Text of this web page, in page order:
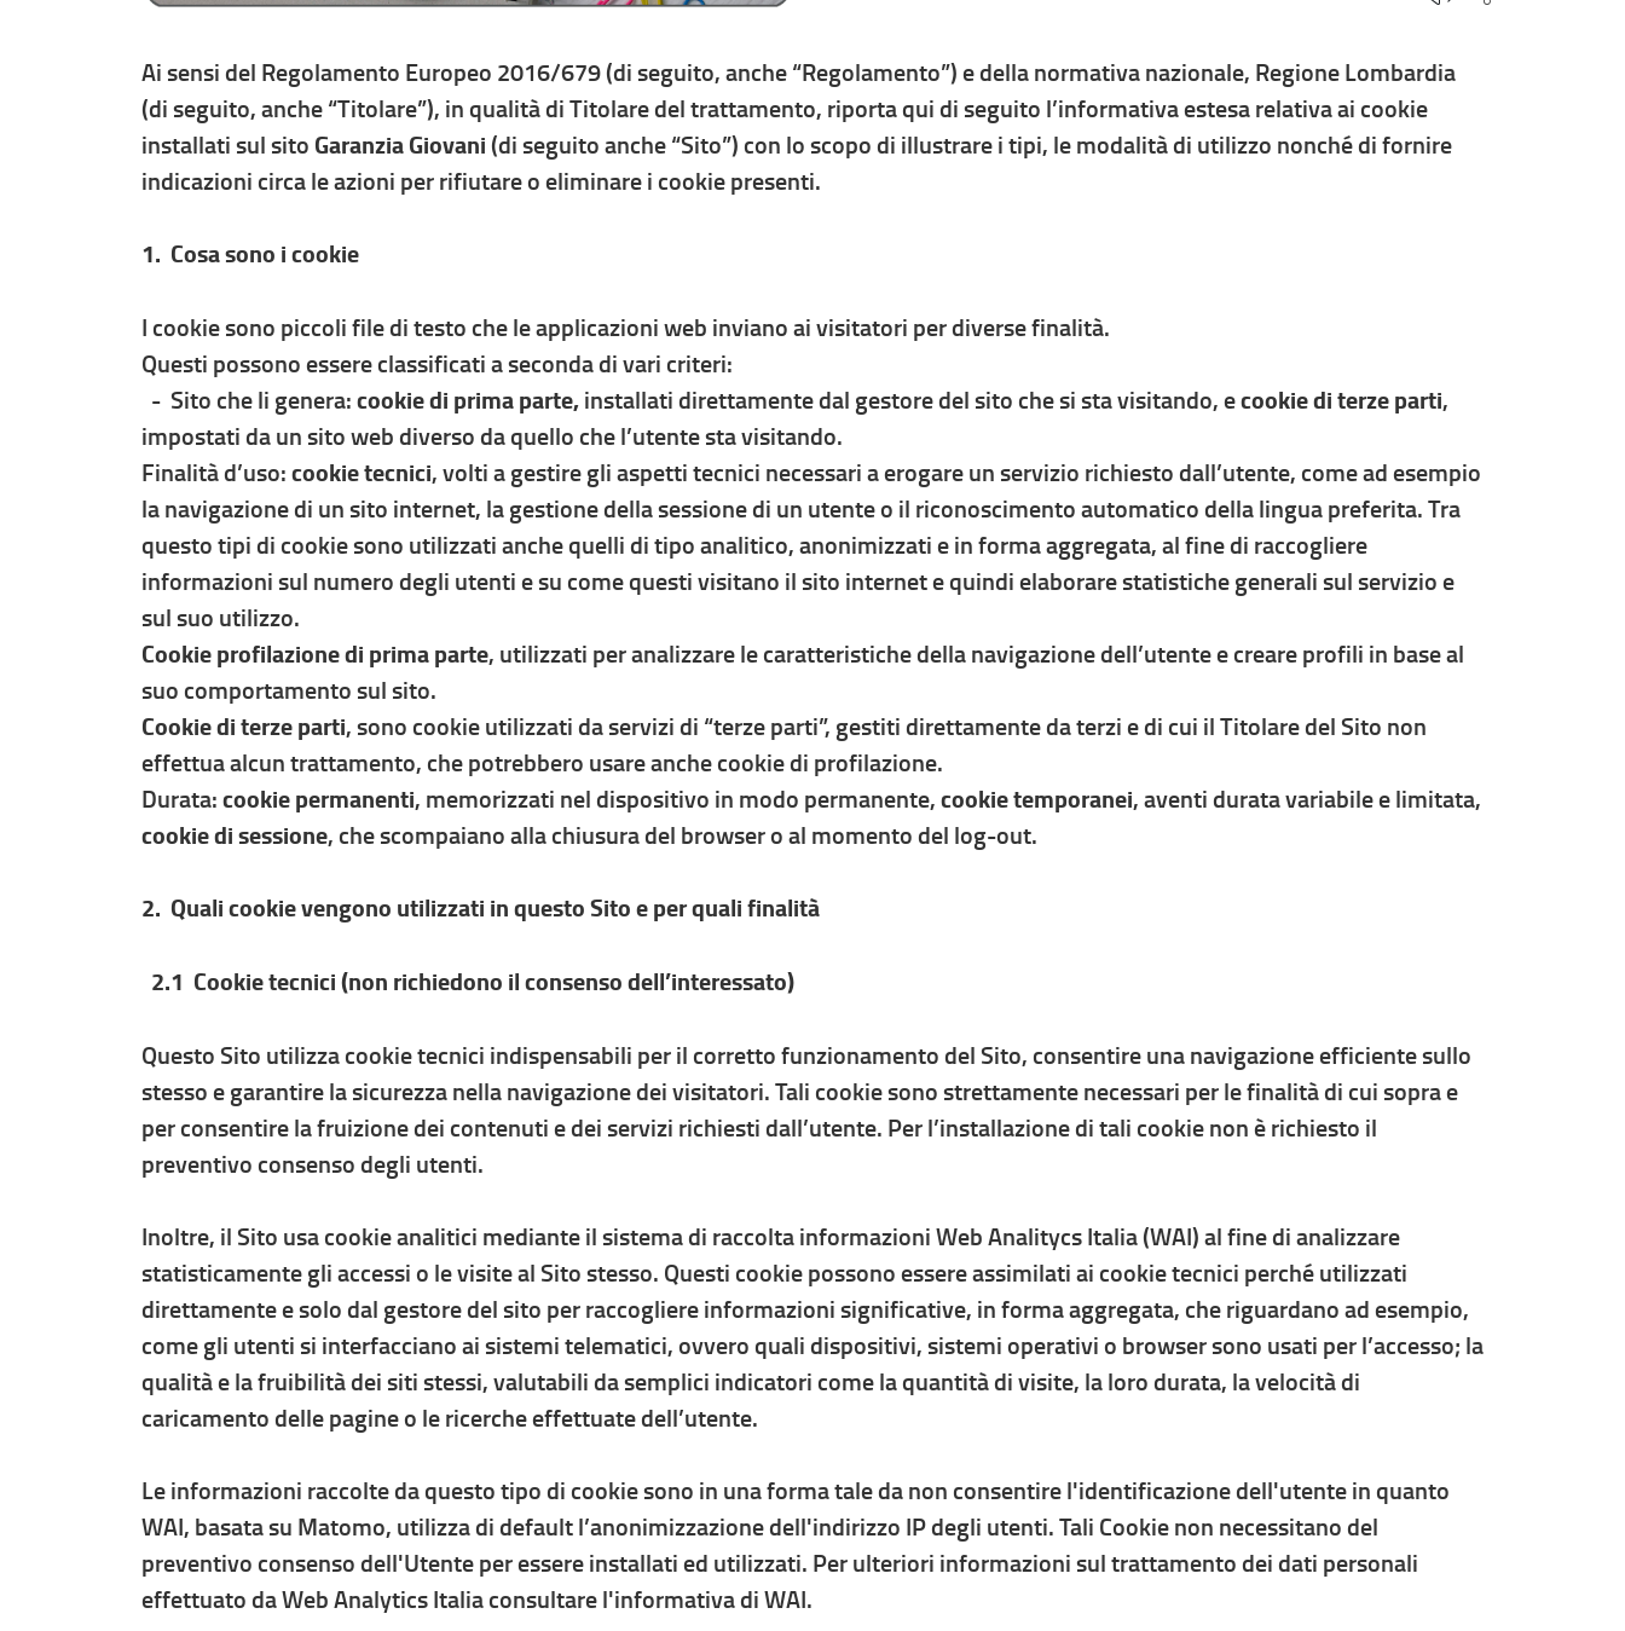
Ai sensi del Regolamento Europeo 2016/679 (di seguito, anche “Regolamento”) e della normativa nazionale, Regione Lombardia
(di seguito, anche “Titolare”), in qualità di Titolare del trattamento, riporta qui di seguito l’informativa estesa relativa ai cookie
installati sul sito Garanzia Giovani(di seguito anche “Sito”) con lo scopo di illustrare i tipi, le modalità di utilizzo nonché di fornire
indicazioni circa le azioni per rifiutare o eliminare i cookie presenti.
1. Cosa sono i cookie
I cookie sono piccoli file di testo che le applicazioni web inviano ai visitatori per diverse finalità.
Questi possono essere classificati a seconda di vari criteri:
- Sito che li genera:cookie di prima parte,installati direttamente dal gestore del sito che si sta visitando, ecookie di terze parti,
impostati da un sito web diverso da quello che l’utente sta visitando.
Finalità d’uso:cookie tecnici, volti a gestire gli aspetti tecnici necessari a erogare un servizio richiesto dall’utente, come ad esempio
la navigazione di un sito internet, la gestione della sessione di un utente o il riconoscimento automatico della lingua preferita. Tra
questo tipi di cookie sono utilizzati anche quelli di tipo analitico, anonimizzati e in forma aggregata, al fine di raccogliere
informazioni sul numero degli utenti e su come questi visitano il sito internet e quindi elaborare statistiche generali sul servizio e
sul suo utilizzo.
Cookie profilazione di prima parte, utilizzati per analizzare le caratteristiche della navigazione dell’utente e creare profili in base al
suo comportamento sul sito.
Cookie di terze parti, sono cookie utilizzati da servizi di “terze parti”, gestiti direttamente da terzi e di cui il Titolare del Sito non
effettua alcun trattamento, che potrebbero usare anche cookie di profilazione.
Durata:cookie permanenti, memorizzati nel dispositivo in modo permanente,cookie temporanei, aventi durata variabile e limitata,
cookie di sessione, che scompaiano alla chiusura del browser o al momento del log-out.
2. Quali cookie vengono utilizzati in questo Sito e per quali finalità
2.1 Cookie tecnici (non richiedono il consenso dell’interessato)
Questo Sito utilizza cookie tecnici indispensabili per il corretto funzionamento del Sito, consentire una navigazione efficiente sullo
stesso e garantire la sicurezza nella navigazione dei visitatori. Tali cookie sono strettamente necessari per le finalità di cui sopra e
per consentire la fruizione dei contenuti e dei servizi richiesti dall’utente. Per l’installazione di tali cookie non è richiesto il
preventivo consenso degli utenti.
Inoltre, il Sito usa cookie analitici mediante il sistema di raccolta informazioni Web Analitycs Italia (WAI) al fine di analizzare
statisticamente gli accessi o le visite al Sito stesso. Questi cookie possono essere assimilati ai cookie tecnici perché utilizzati
direttamente e solo dal gestore del sito per raccogliere informazioni significative, in forma aggregata, che riguardano ad esempio,
come gli utenti si interfacciano ai sistemi telematici, ovvero quali dispositivi, sistemi operativi o browser sono usati per l’accesso; la
qualità e la fruibilità dei siti stessi, valutabili da semplici indicatori come la quantità di visite, la loro durata, la velocità di
caricamento delle pagine o le ricerche effettuate dell’utente.
Le informazioni raccolte da questo tipo di cookie sono in una forma tale da non consentire l'identificazione dell'utente in quanto
WAI, basata su Matomo, utilizza di default l’anonimizzazione dell'indirizzo IP degli utenti. Tali Cookie non necessitano del
preventivo consenso dell'Utente per essere installati ed utilizzati. Per ulteriori informazioni sul trattamento dei dati personali
effettuato da Web Analytics Italia consultare l'informativa di WAI.